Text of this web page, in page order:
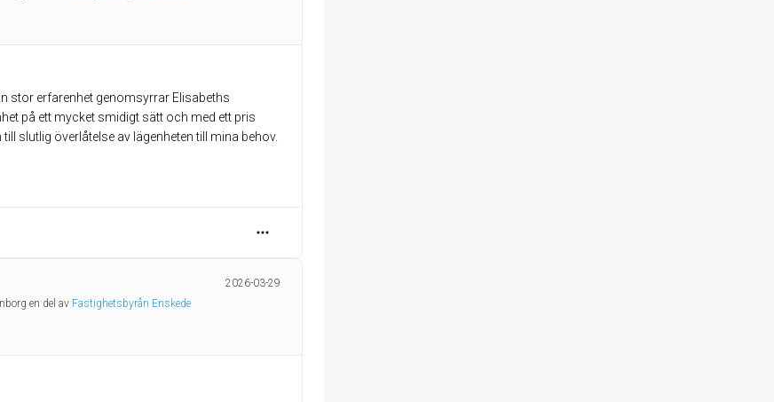
stor erfarenhet genomsyrrar Elisabeths
på ett mycket smidigt sätt och med ett pris
slutlig överlåtelse av lägenheten till mina behov.
2026-03-29
en del av Fastighetsbyrån Enskede